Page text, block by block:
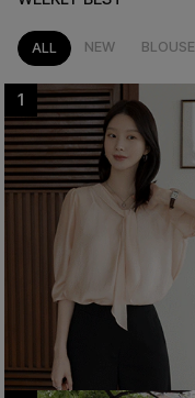
ALL NEW BLOUSE